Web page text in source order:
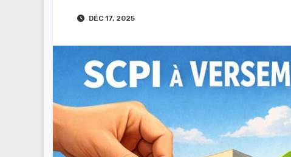
DÉC 17, 2025